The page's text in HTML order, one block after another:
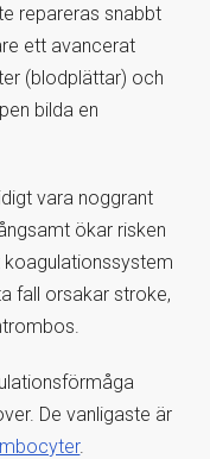
repareras snabbt
ett avancerat
(blodplättar) och
bilda en
vara noggrant
ökar risken
fall orsakar stroke,
De vanligaste är
.